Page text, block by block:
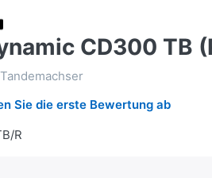
CD300 TB
Sie die erste Bewertung ab
R